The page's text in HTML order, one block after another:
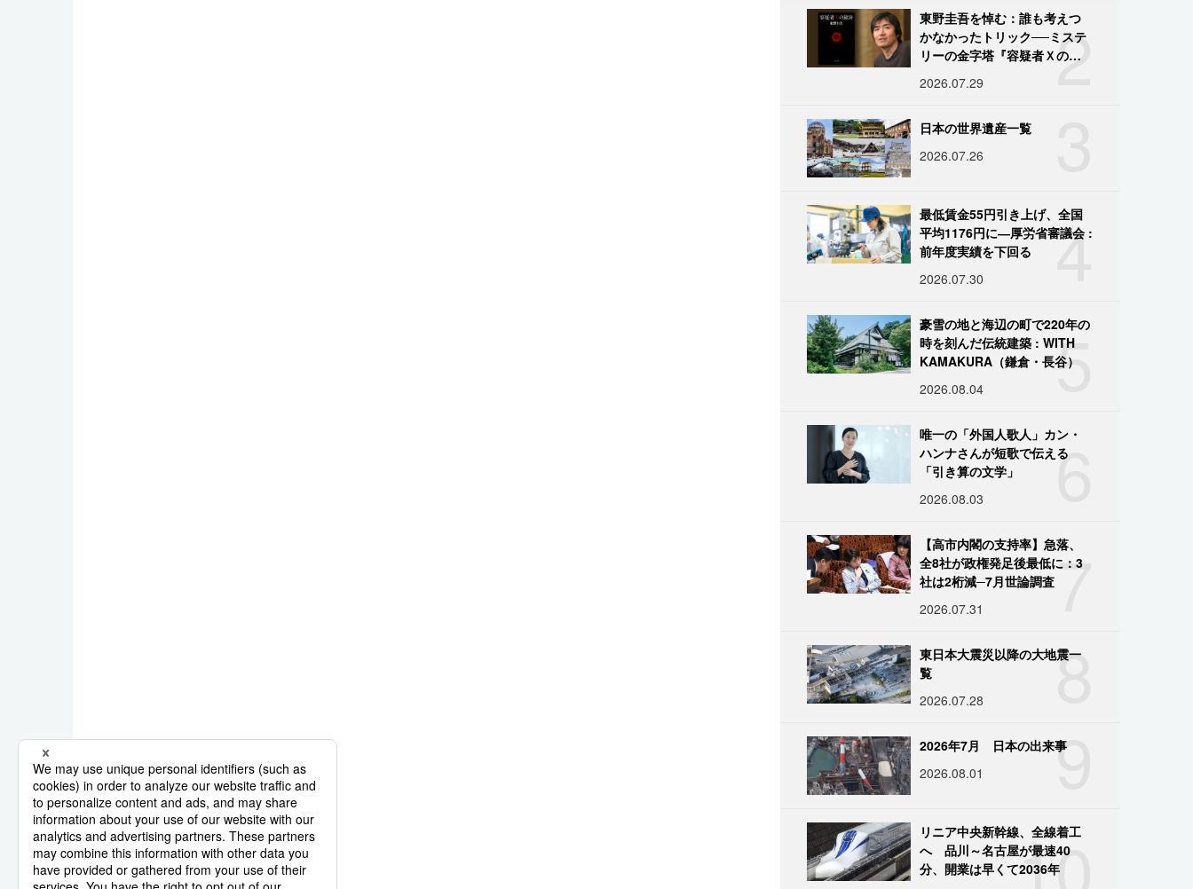
2
東野圭吾を悼む：誰も考えつ
かなかったトリック──ミステ
リーの金字塔『容疑者Ｘの献
2026.07.29
日本の世界遺産一覧
2026.07.26
4
最低賃金55円引き上げ、全国
平均1176円に―厚労省審議会 :
前年度実績を下回る
2026.07.30
5
豪雪の地と海辺の町で220年の
時を刻んだ伝統建築 : WITH
KAMAKURA（鎌倉・長谷）
2026.08.04
6
唯一の「外国人歌人」カン・
ハンナさんが短歌で伝える
「引き算の文学」
2026.08.03
7
【高市内閣の支持率】急落、
全8社が政権発足後最低に：3
社は2桁減─7月世論調査
2026.07.31
8
東日本大震災以降の大地震一
覧
2026.07.28
9
2026年7月 日本の出来事
2026.08.01
10
リニア中央新幹線、全線着工
へ 品川～名古屋が最速40
分、開業は早くて2036年